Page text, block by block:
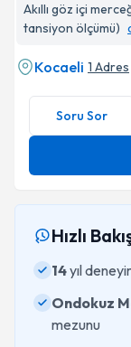
Akıllı göz içi
tansiyon ölçümü)
Kocaeli 1 Adres
Soru Sor
Hızlı
14yıl
Ondokuz
mezunu